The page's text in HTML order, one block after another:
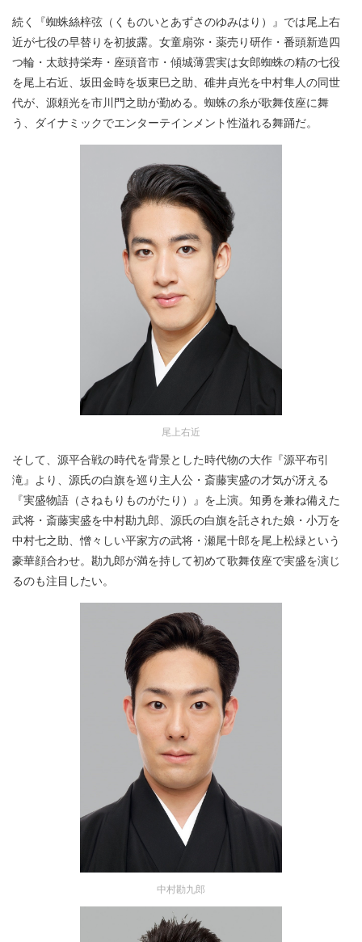
続く『蜘蛛絲梓弦（くものいとあずさのゆみはり）』では尾上右
近が七役の早替りを初披露。女童扇弥・薬売り研作・番頭新造四
つ輪・太鼓持栄寿・座頭音市・傾城薄雲実は女郎蜘蛛の精の七役
を尾上右近、坂田金時を坂東巳之助、碓井貞光を中村隼人の同世
代が、源頼光を市川門之助が勤める。蜘蛛の糸が歌舞伎座に舞
う、ダイナミックでエンターテインメント性溢れる舞踊だ。
尾上右近
そして、源平合戦の時代を背景とした時代物の大作『源平布引
滝』より、源氏の白旗を巡り主人公・斎藤実盛の才気が冴える
『実盛物語（さねもりものがたり）』を上演。知勇を兼ね備えた
武将・斎藤実盛を中村勘九郎、源氏の白旗を託された娘・小万を
中村七之助、憎々しい平家方の武将・瀬尾十郎を尾上松緑という
豪華顔合わせ。勘九郎が満を持して初めて歌舞伎座で実盛を演じ
るのも注目したい。
中村勘九郎